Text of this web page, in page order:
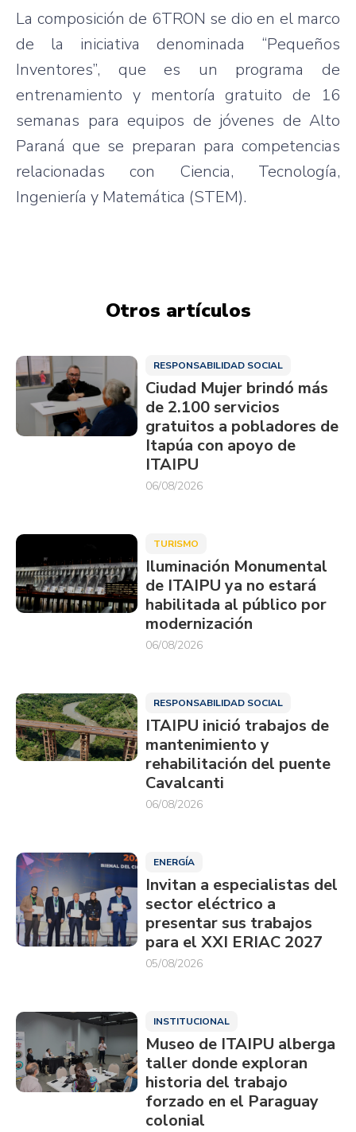
La composición de 6TRON se dio en el marco
de la iniciativa denominada “Pequeños
Inventores”, que es un programa de
entrenamiento y mentoría gratuito de 16
semanas para equipos de jóvenes de Alto
Paraná que se preparan para competencias
relacionadas con Ciencia, Tecnología,
Ingeniería y Matemática (STEM).
Otros artículos
RESPONSABILIDAD SOCIAL
Ciudad Mujer brindó más
de 2.100 servicios
gratuitos a pobladores de
Itapúa con apoyo de
ITAIPU
06/08/2026
TURISMO
Iluminación Monumental
de ITAIPU ya no estará
habilitada al público por
modernización
06/08/2026
RESPONSABILIDAD SOCIAL
ITAIPU inició trabajos de
mantenimiento y
rehabilitación del puente
Cavalcanti
06/08/2026
ENERGÍA
Invitan a especialistas del
sector eléctrico a
presentar sus trabajos
para el XXI ERIAC 2027
05/08/2026
INSTITUCIONAL
Museo de ITAIPU alberga
taller donde exploran
historia del trabajo
forzado en el Paraguay
colonial